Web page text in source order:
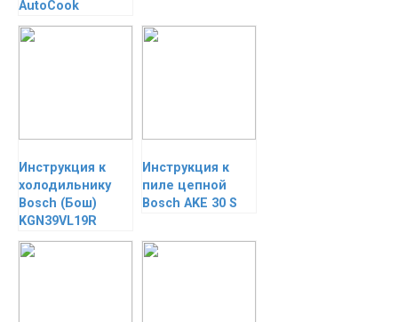
AutoCook
Инструкция к
холодильнику
Bosch (Бош)
KGN39VL19R
Инструкция к
пиле цепной
Bosch AKE 30 S